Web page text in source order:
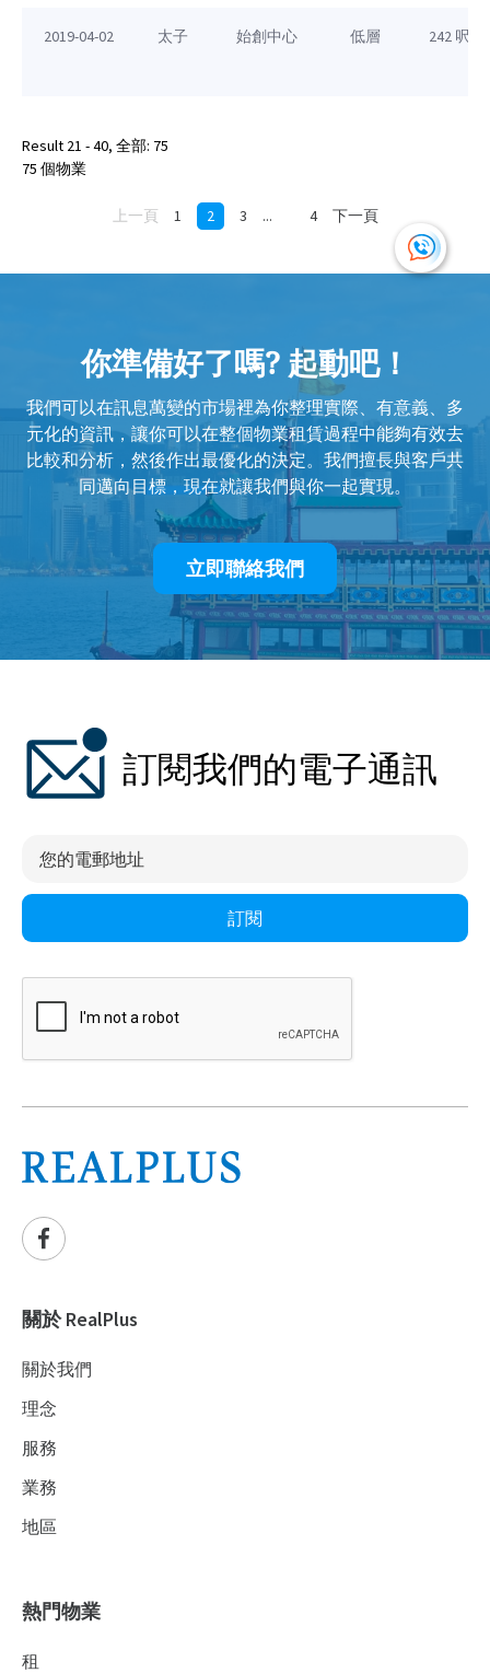
2019-04-02 太子 始創中心 低層 242 呎
Result 21 - 40, 全部: 75
75 個物業
上一頁 1 2 3 ... 4 下一頁
你準備好了嗎? 起動吧！
我們可以在訊息萬變的市場裡為你整理實際、有意義、多
元化的資訊，讓你可以在整個物業租賃過程中能夠有效去
比較和分析，然後作出最優化的決定。我們擅長與客戶共
同邁向目標，現在就讓我們與你一起實現。
立即聯絡我們
訂閱我們的電子通訊
訂閱
關於 RealPlus
關於我們
理念
服務
業務
地區
熱門物業
租